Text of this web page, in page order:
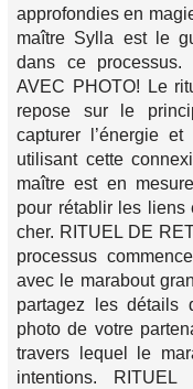
approfondies en
maître Sylla est le
dans ce processus.
AVEC PHOTO! Le
repose sur le
capturer l’énergie
utilisant cette
maître est en
pour rétablir les liens
cher. RITUEL DE
processus
avec le marabout
partagez les détails
photo de votre
travers lequel le
intentions.